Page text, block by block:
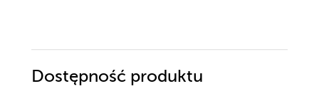
Dostępność produktu